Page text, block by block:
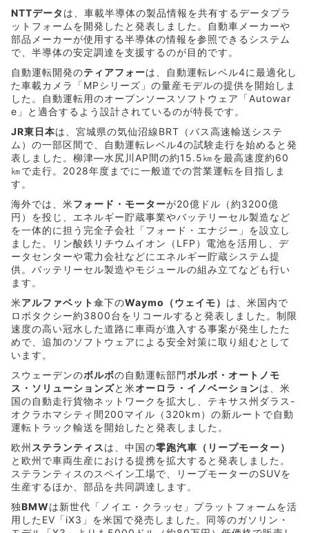
NTTデータ は、車載半導体の製品情報を共有するデータプラ
ットフォームを開発したと発表しました。自動車メーカーや
部品メーカーが使用する半導体の情報を参照できるシステム
で、半導体の安定調達を支援するのが目的です。
自動運転開発のティアフォーは、自動運転レベル4に最適化し
た車載カメラ「MPシリーズ」の量産モデルの提供を開始しま
した。自動運転用のオープンソースソフトウェア「Autowar
e」と適合するよう設計されているのが特長です。
JR東日本は、宮城県の気仙沼線BRT（バス高速輸送システ
ム）の一部区間で、自動運転レベル4の試験走行を始めると発
表しました。柳津―水尻川AP間の約15.5㎞を最高速度約60
㎞で走行。2028年度までに一般道での営業運転を目指しま
す。
海外では、米フォード・モーターが20億ドル（約3200億
円）を投じ、エネルギー貯蔵事業やバッテリーセル製造など
を一体的に担う完全子会社「フォード・エナジー」を設立し
ました。リン酸鉄リチウムイオン（LFP）電池を活用し、デ
ータセンターや電力会社などにエネルギー貯蔵システム提
供。バッテリーセル製造やモジュールの組み立てなども行い
ます。
米アルファベット傘下のWaymo（ウェイモ） は、米国内で
ロボタ‌クシー約3800台をリコールすると発表しました。制限
速度の高い冠水した道路に車両が進入する事案が発生したた
めで、追加のソフトウェアによる安全対策に取り組むとして
います。
スウェーデンのボルボの自動運転部門ボルボ・オートノモ
ス・ソリューションズと米オーロラ・イノベーションは、米
国の自動走行貨物ネットワークを拡大し、テキサス州ダラス-
オクラホマシティ間200マイル（320km）の新ルートで自動
運転トラック輸送を開始したと発表しました。
欧州 ステランティスは、中国の零跑汽車（リープモーター）
と欧州で車両生産における提携を拡大すると発表しました。
ステランティスのスペイン工場で、リープモーターのSUVを
生産するほか、部品を共同調達します。
独BMWは新世代「ノイエ・クラッセ」プラットフォームを活
用したEV「iX3」を米国で発売しました。同等のガソリン・